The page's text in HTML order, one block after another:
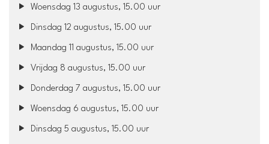
Woensdag 13 augustus, 15.00 uur
Dinsdag 12 augustus, 15.00 uur
Maandag 11 augustus, 15.00 uur
Vrijdag 8 augustus, 15.00 uur
Donderdag 7 augustus, 15.00 uur
Woensdag 6 augustus, 15.00 uur
Dinsdag 5 augustus, 15.00 uur